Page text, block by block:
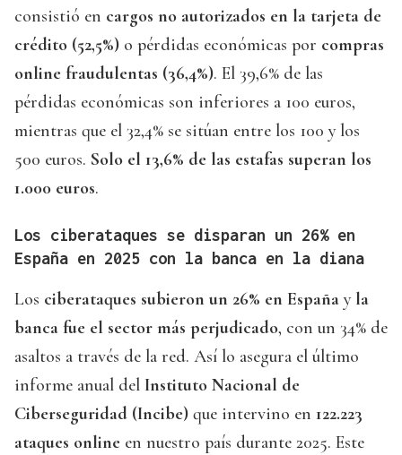
consistió en cargos no autorizados en la tarjeta de
crédito (52,5%) o pérdidas económicas por compras
online fraudulentas (36,4%). El 39,6% de las
pérdidas económicas son inferiores a 100 euros,
mientras que el 32,4% se sitúan entre los 100 y los
500 euros. Solo el 13,6% de las estafas superan los
1.000 euros.
Los ciberataques se disparan un 26% en
España en 2025 con la banca en la diana
Los ciberataques subieron un 26% en España y la
banca fue el sector más perjudicado, con un 34% de
asaltos a través de la red. Así lo asegura el último
informe anual del Instituto Nacional de
Ciberseguridad (Incibe) que intervino en 122.223
ataques online en nuestro país durante 2025. Este